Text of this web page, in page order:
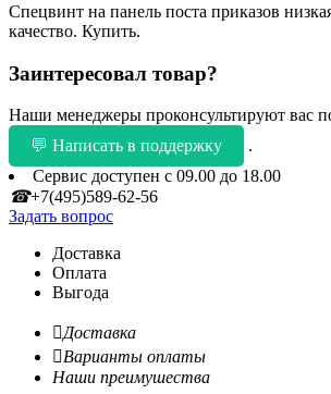
Спецвинт на панель поста приказов
качество. Купить.
Заинтересовал товар?
Наши менеджеры проконсультируют вас
💬 Написать в поддержку
.
Сервис доступен с 09.00 до 18.00
☎+7(495)589-62-56
Задать вопрос
Доставка
Оплата
Выгода
Доставка
Варианты оплаты
Наши преимушества